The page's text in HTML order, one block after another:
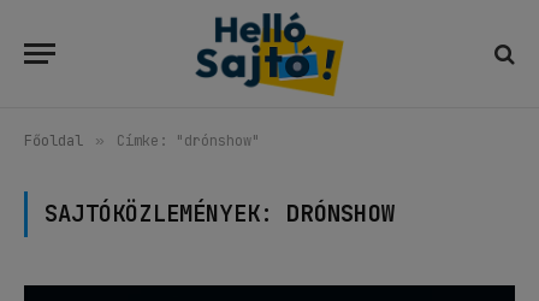
Főoldal » Címke: "drónshow"
SAJTÓKÖZLEMÉNYEK: DRÓNSHOW